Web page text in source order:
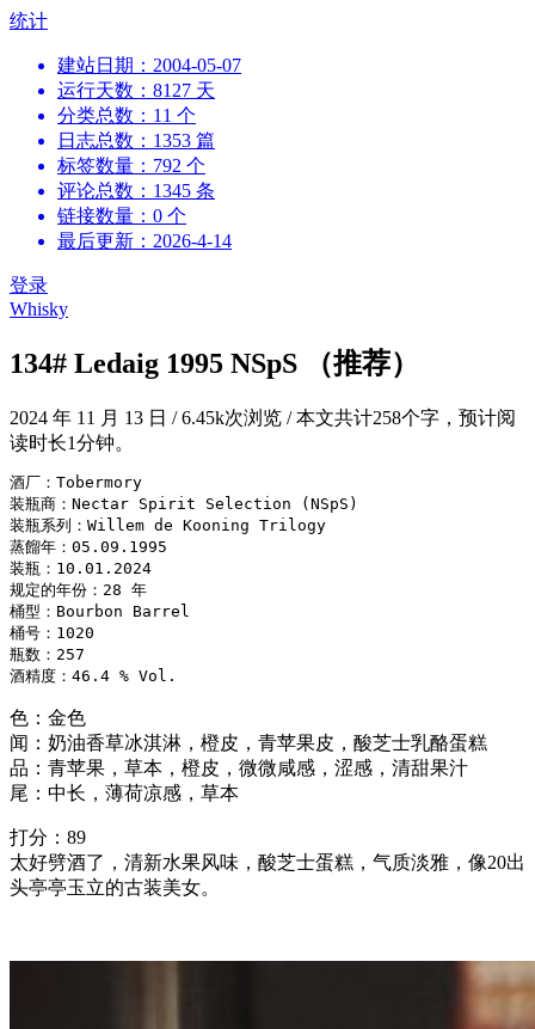
跳
统计
建站日期：2004-05-07
运行天数：8127 天
分类总数：11 个
日志总数：1353 篇
标签数量：792 个
评论总数：1345 条
链接数量：0 个
最后更新：2026-4-14
登录
Whisky
134# Ledaig 1995 NSpS （推荐）
2024 年 11 月 13 日 /6.45k次浏览 /本文共计258个字，预计阅
读时长1分钟。
酒厂：Tobermory
装瓶商：Nectar Spirit Selection (NSpS)
装瓶系列：Willem de Kooning Trilogy
蒸餾年：05.09.1995
装瓶：10.01.2024
规定的年份：28 年
桶型：Bourbon Barrel
桶号：1020
瓶数：257
酒精度：46.4 % Vol.
色：金色
闻：奶油香草冰淇淋，橙皮，青苹果皮，酸芝士乳酪蛋糕
品：青苹果，草本，橙皮，微微咸感，涩感，清甜果汁
尾：中长，薄荷凉感，草本
打分：89
太好劈酒了，清新水果风味，酸芝士蛋糕，气质淡雅，像20出
头亭亭玉立的古装美女。